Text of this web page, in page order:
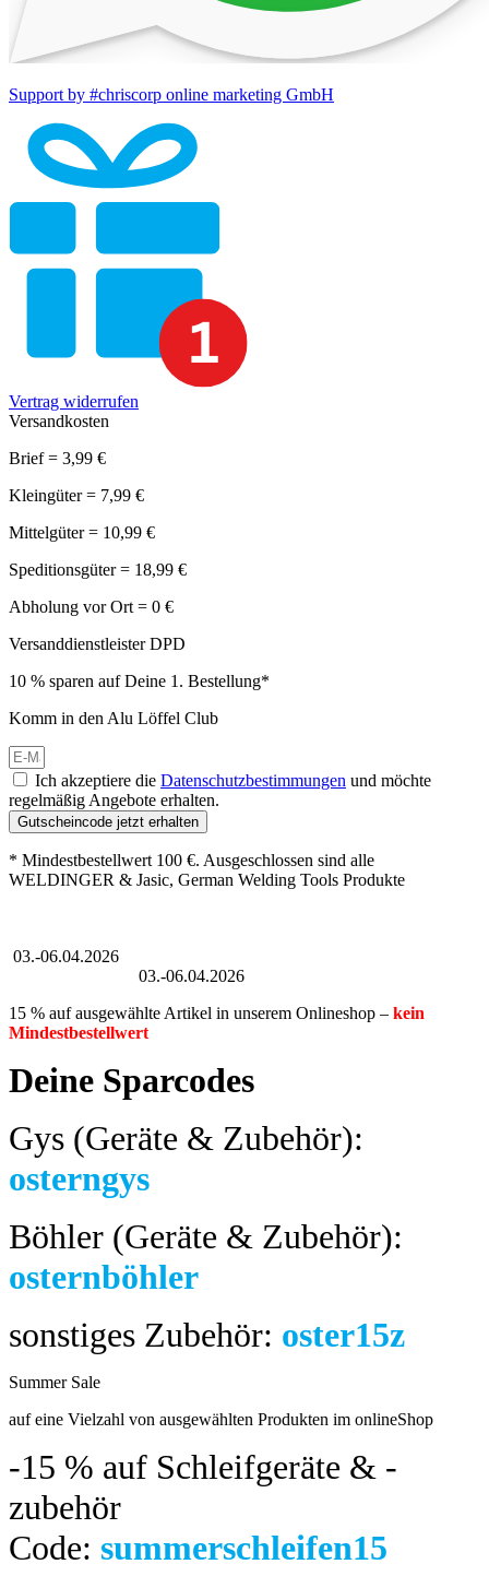
Support by #chriscorp online marketing GmbH
Vertrag widerrufen
Versandkosten
Brief = 3,99 €
Kleingüter = 7,99 €
Mittelgüter = 10,99 €
Speditionsgüter = 18,99 €
Abholung vor Ort = 0 €
Versanddienstleister DPD
10 % sparen auf Deine 1. Bestellung*
Komm in den Alu Löffel Club
Ich akzeptiere die Datenschutzbestimmungen und möchte
regelmäßig Angebote erhalten.
Gutscheincode jetzt erhalten
* Mindestbestellwert 100 €. Ausgeschlossen sind alle
WELDINGER & Jasic, German Welding Tools Produkte
03.-06.04.2026
03.-06.04.2026
15 % auf ausgewählte Artikel in unserem Onlineshop – kein
Mindestbestellwert
Deine Sparcodes
Gys (Geräte & Zubehör):
osterngys
Böhler (Geräte & Zubehör):
osternböhler
sonstiges Zubehör: oster15z
Summer Sale
auf eine Vielzahl von ausgewählten Produkten im onlineShop
-15 % auf Schleifgeräte & -
zubehör
Code: summerschleifen15